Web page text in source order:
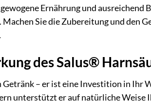
Ernährung und ausreichend
Sie die Zubereitung und den
des Salus®
Getränk – er ist eine Investition in Ihr
unterstützt er auf natürliche Weise